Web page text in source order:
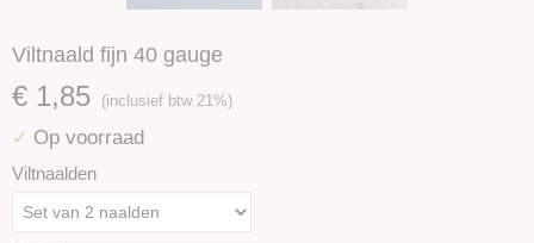
Viltnaald fijn 40 gauge
€ 1,85 (inclusief btw 21%)
✓ Op voorraad
Viltnaalden